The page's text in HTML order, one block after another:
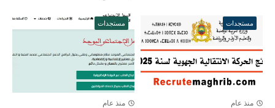
مستجدات
منذ عام
مستجدات
منذ عام